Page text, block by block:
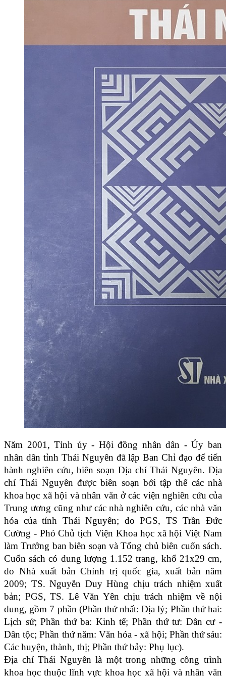
Năm 2001, Tỉnh ủy - Hội đồng nhân dân - Ủy ban
nhân dân tỉnh Thái Nguyên đã lập Ban Chỉ đạo để tiến
hành nghiên cứu, biên soạn Địa chí Thái Nguyên. Địa
chí Thái Nguyên được biên soạn bởi tập thể các nhà
khoa học xã hội và nhân văn ở các viện nghiên cứu của
Trung ương cũng như các nhà nghiên cứu, các nhà văn
hóa của tỉnh Thái Nguyên; do PGS, TS Trần Đức
Cường - Phó Chủ tịch Viện Khoa học xã hội Việt Nam
làm Trưởng ban biên soạn và Tổng chủ biên cuốn sách.
Cuốn sách có dung lượng 1.152 trang, khổ 21x29 cm,
do Nhà xuất bản Chính trị quốc gia, xuất bản năm
2009; TS. Nguyễn Duy Hùng chịu trách nhiệm xuất
bản; PGS, TS. Lê Văn Yên chịu trách nhiệm về nội
dung, gồm 7 phần (Phần thứ nhất: Địa lý; Phần thứ hai:
Lịch sử; Phần thứ ba: Kinh tế; Phần thứ tư: Dân cư -
Dân tộc; Phần thứ năm: Văn hóa - xã hội; Phần thứ sáu:
Các huyện, thành, thị; Phần thứ bảy: Phụ lục).
Địa chí Thái Nguyên là một trong những công trình
khoa học thuộc lĩnh vực khoa học xã hội và nhân văn